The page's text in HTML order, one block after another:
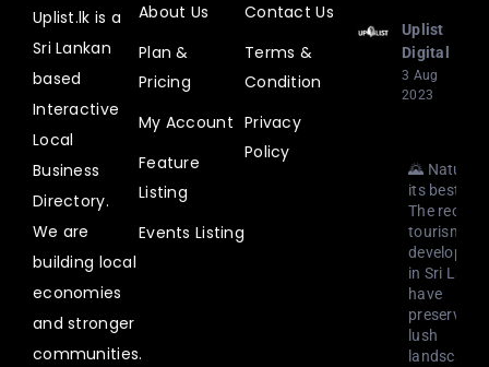
Uplist.lk is a
Sri Lankan
based
Interactive
Local
Business
Directory.
We are
building local
economies
and stronger
communities.
About Us
Plan &
Pricing
My Account
Feature
Listing
Events Listing
Contact Us
Terms &
Condition
Privacy
Policy
Uplist
Digital
3 Aug
2023
🌄 Nature
its best! 🍃
The recent
tourism
in Sri
have
preserved
lush
landscapes